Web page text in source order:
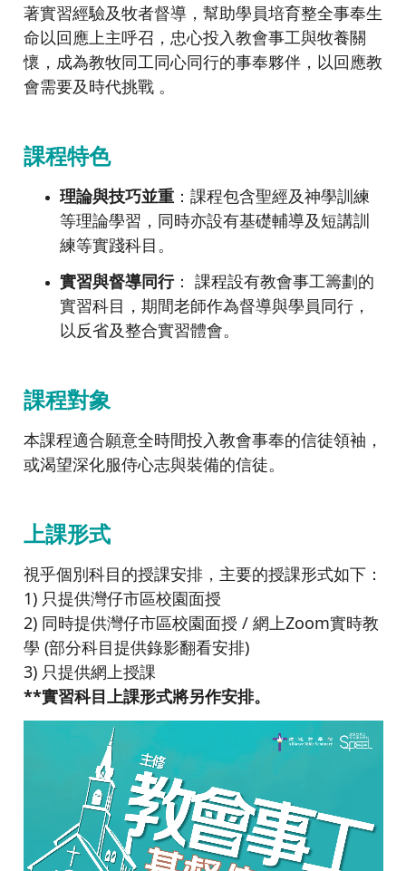
著實習經驗及牧者督導，幫助學員培育整全事奉生
命以回應上主呼召，忠心投入教會事工與牧養關
懷，成為教牧同工同心同行的事奉夥伴，以回應教
會需要及時代挑戰 。
課程特色
理論與技巧並重：課程包含聖經及神學訓練
等理論學習，同時亦設有基礎輔導及短講訓
練等實踐科目。
實習與督導同行： 課程設有教會事工籌劃的
實習科目，期間老師作為督導與學員同行，
以反省及整合實習體會。
課程對象
本課程適合願意全時間投入教會事奉的信徒領袖，
或渴望深化服侍心志與裝備的信徒。
上課形式
視乎個別科目的授課安排，主要的授課形式如下：
1) 只提供灣仔市區校園面授
2) 同時提供灣仔市區校園面授 / 網上Zoom實時教
學 (部分科目提供錄影翻看安排)
3) 只提供網上授課
**實習科目上課形式將另作安排。